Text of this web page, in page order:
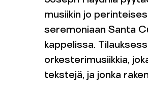
musiikin jo
seremoniaan Santa
kappelissa.
orkesterimusiikkia,
tekstejä, ja jonka